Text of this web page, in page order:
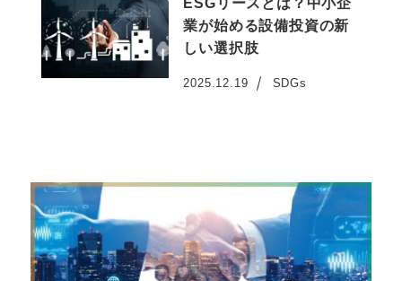
業が始める設備投資の新
しい選択肢
投稿日
2025.12.19 SDGs